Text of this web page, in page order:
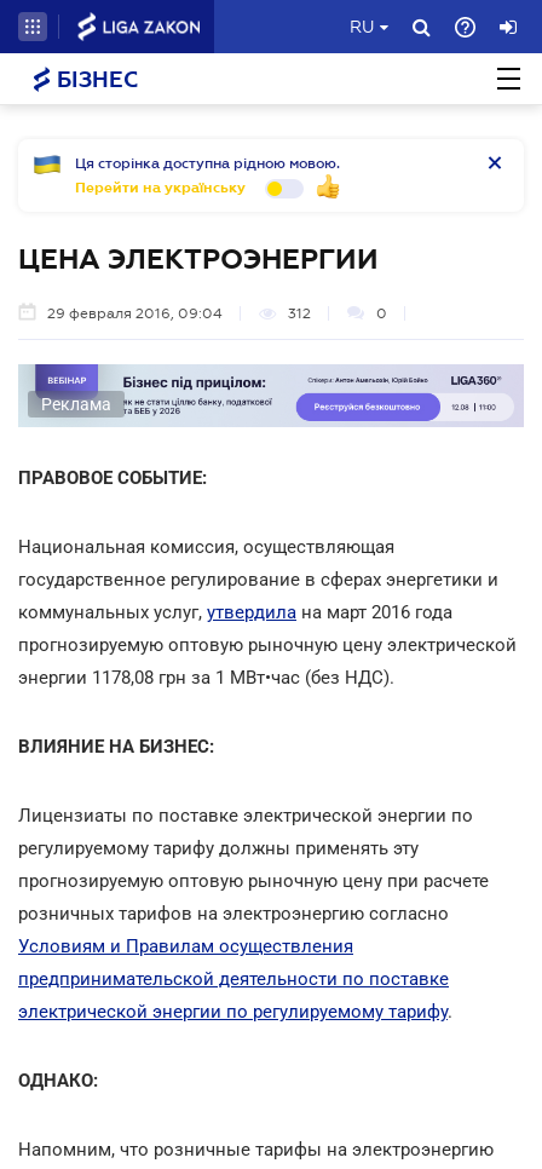
RU
БІЗНЕС
Ця сторінка доступна рідною мовою.
Перейти на українську
ЦЕНА ЭЛЕКТРОЭНЕРГИИ
29 февраля 2016, 09:04 312 0
Реклама
ПРАВОВОЕ СОБЫТИЕ:
Национальная комиссия, осуществляющая
государственное регулирование в сферах энергетики и
коммунальных услуг, утвердила на март 2016 года
прогнозируемую оптовую рыночную цену электрической
энергии 1178,08 грн за 1 МВт•час (без НДС).
ВЛИЯНИЕ НА БИЗНЕС:
Лицензиаты по поставке электрической энергии по
регулируемому тарифу должны применять эту
прогнозируемую оптовую рыночную цену при расчете
розничных тарифов на электроэнергию согласно
Условиям и Правилам осуществления
предпринимательской деятельности по поставке
электрической энергии по регулируемому тарифу.
ОДНАКО:
Напомним, что розничные тарифы на электроэнергию